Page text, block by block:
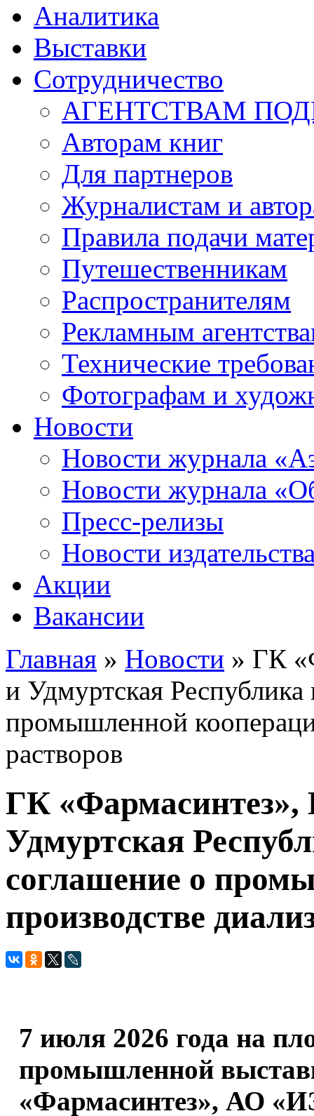
Аналитика
Выставки
Сотрудничество
АГЕНТСТВАМ
Авторам книг
Для партнеров
Журналистам и
Правила подачи
Путешественникам
Распространителям
Рекламным
Технические
Фотографам и
Новости
Новости журнала
Новости журнала
Пресс-релизы
Новости
Акции
Вакансии
Вы здесь
Главная » Новости » ГК
и Удмуртская
промышленной
растворов
ГК
Удмуртская
соглашение о
производстве
7 июля 2026 года на
промышленной
«Фармасинтез», АО